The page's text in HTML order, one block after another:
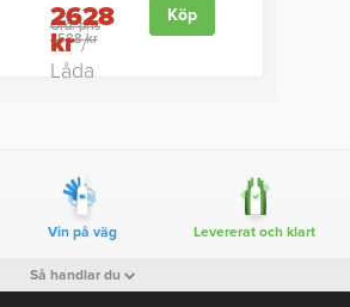
Ord. pris
3588 kr
2628
kr/
Låda
Köp
Vin på väg Levererat och klart
Så handlar du